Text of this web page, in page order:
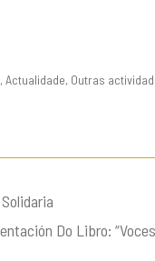
,Actualidade, Outras
Do Libro: